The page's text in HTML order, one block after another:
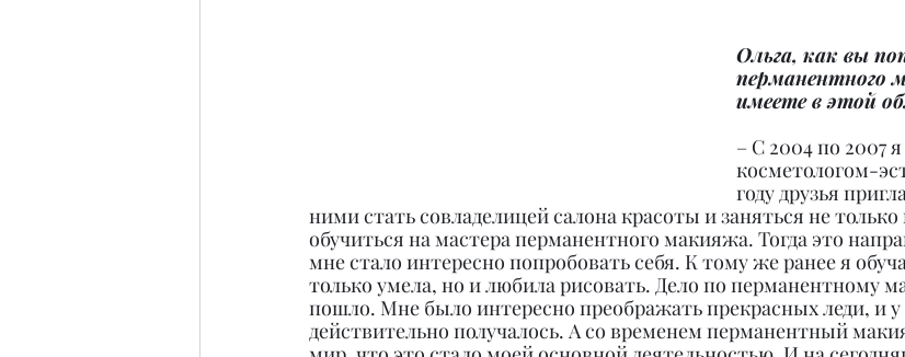
Ольга, как вы
перманентного
имеете в этой
– C 2004 по 2007
косметологом-
году друзья
ними стать совладелицей салона красоты и заняться не
обучиться на мастера перманентного макияжа. Тогда это
мне стало интересно попробовать себя. К тому же ранее я
только умела, но и любила рисовать. Дело по перманентному
пошло. Мне было интересно преображать прекрасных леди, и у
действительно получалось. А со временем перманентный